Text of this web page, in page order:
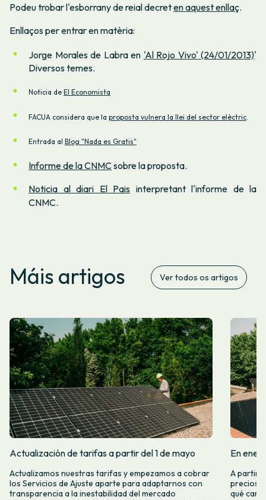
Podeu trobar l'esborrany de reial decreten aquest enllaç.
Enllaços per entrar en matèria:
Jorge Morales de Labra en 'Al Rojo Vivo' (24/01/2013)'
Diversos temes.
Noticia de El Economista
FACUA considera que la proposta vulnera la llei del sector elèctric
Entrada al Blog "Nada es Gratis"
Informe de la CNMCsobre la proposta.
Noticia al diari El Pais interpretant l'informe de la
CNMC.
Máis artigos Ver todos os artigos
Actualización de tarifas a partir del 1 de mayo
Actualizamos nuestras tarifas y empezamos a cobrar
los Servicios de Ajuste aparte para adaptarnos con
transparencia a la inestabilidad del mercado
En
A partir
precios
qué